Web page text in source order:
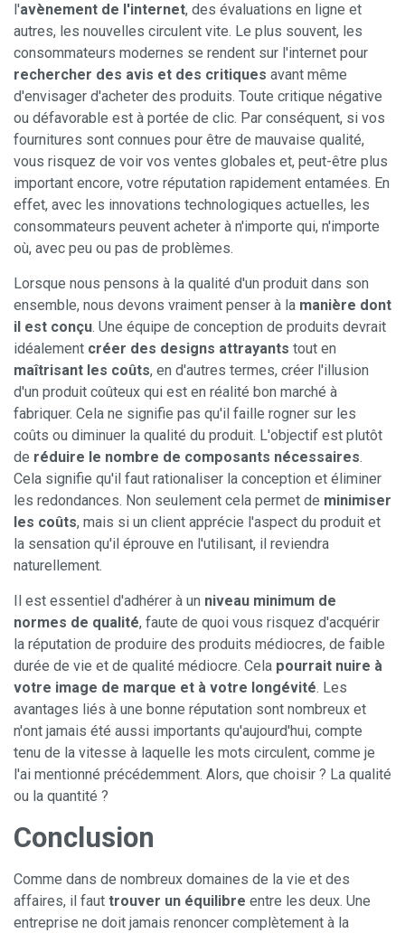
l'avènement de l'internet, des évaluations en ligne et
autres, les nouvelles circulent vite. Le plus souvent, les
consommateurs modernes se rendent sur l'internet pour
rechercher des avis et des critiques avant même
d'envisager d'acheter des produits. Toute critique négative
ou défavorable est à portée de clic. Par conséquent, si vos
fournitures sont connues pour être de mauvaise qualité,
vous risquez de voir vos ventes globales et, peut-être plus
important encore, votre réputation rapidement entamées. En
effet, avec les innovations technologiques actuelles, les
consommateurs peuvent acheter à n'importe qui, n'importe
où, avec peu ou pas de problèmes.
Lorsque nous pensons à la qualité d'un produit dans son
ensemble, nous devons vraiment penser à la manière dont
il est conçu. Une équipe de conception de produits devrait
idéalement créer des designs attrayants tout en
maîtrisant les coûts, en d'autres termes, créer l'illusion
d'un produit coûteux qui est en réalité bon marché à
fabriquer. Cela ne signifie pas qu'il faille rogner sur les
coûts ou diminuer la qualité du produit. L'objectif est plutôt
de réduire le nombre de composants nécessaires.
Cela signifie qu'il faut rationaliser la conception et éliminer
les redondances. Non seulement cela permet de minimiser
les coûts, mais si un client apprécie l'aspect du produit et
la sensation qu'il éprouve en l'utilisant, il reviendra
naturellement.
Il est essentiel d'adhérer à un niveau minimum de
normes de qualité, faute de quoi vous risquez d'acquérir
la réputation de produire des produits médiocres, de faible
durée de vie et de qualité médiocre. Cela pourrait nuire à
votre image de marque et à votre longévité. Les
avantages liés à une bonne réputation sont nombreux et
n'ont jamais été aussi importants qu'aujourd'hui, compte
tenu de la vitesse à laquelle les mots circulent, comme je
l'ai mentionné précédemment. Alors, que choisir ? La qualité
ou la quantité ?
Conclusion
Comme dans de nombreux domaines de la vie et des
affaires, il faut trouver un équilibre entre les deux. Une
entreprise ne doit jamais renoncer complètement à la